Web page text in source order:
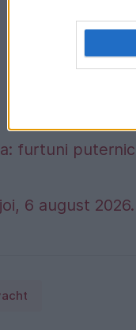
furtuni
6 august